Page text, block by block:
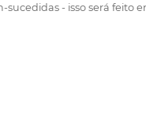
- isso será feito